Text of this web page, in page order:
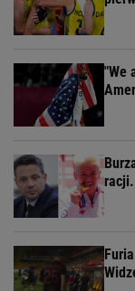
"We